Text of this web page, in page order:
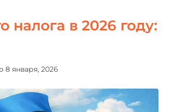
налога в 2026 году:
8 января, 2026